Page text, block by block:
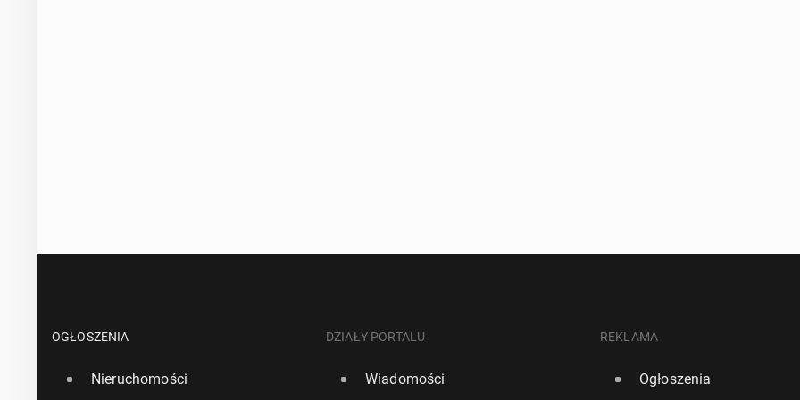
OGŁOSZENIA
Nieruchomości
DZIAŁY PORTALU
Wiadomości
REKLAMA
Ogłoszenia